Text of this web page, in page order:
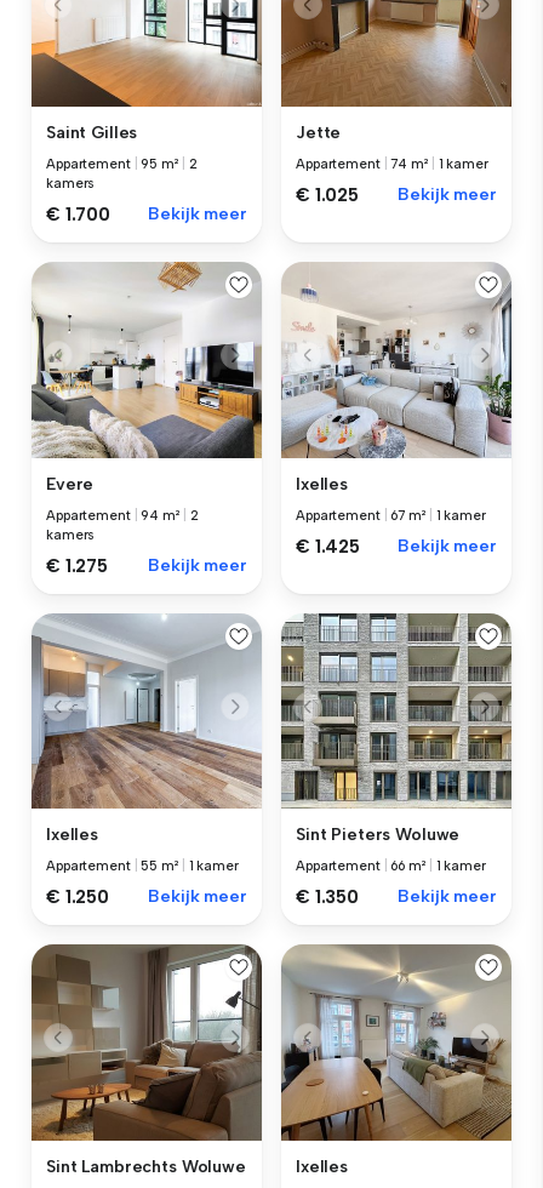
Saint Gilles
Appartement |95 m²
2
kamers
€ 1.700 Bekijk meer
Jette
Appartement |74 m² 1 kamer
€ 1.025 Bekijk meer
Evere
Appartement |94 m²
2
kamers
€ 1.275 Bekijk meer
Ixelles
Appartement 67 m² 1 kamer
€ 1.425 Bekijk meer
Ixelles
Appartement |55 m² 1 kamer
€ 1.250 Bekijk meer
Sint Pieters Woluwe
Appartement 66 m² 1 kamer
€ 1.350 Bekijk meer
Sint Lambrechts Woluwe Ixelles